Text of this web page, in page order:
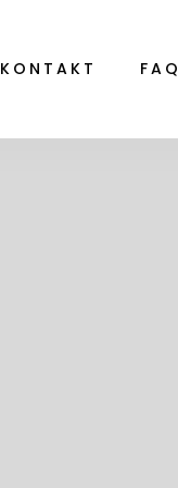
KONTAKT FAQ